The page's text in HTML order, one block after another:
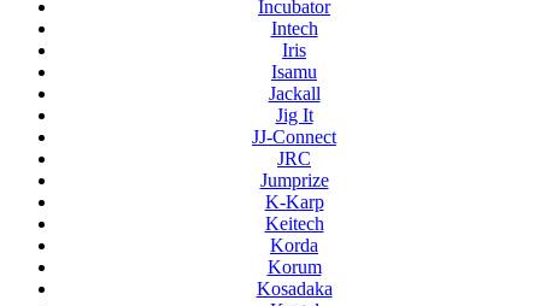
Incubator
Intech
Iris
Isamu
Jackall
Jig It
JJ-Connect
JRC
Jumprize
K-Karp
Keitech
Korda
Korum
Kosadaka